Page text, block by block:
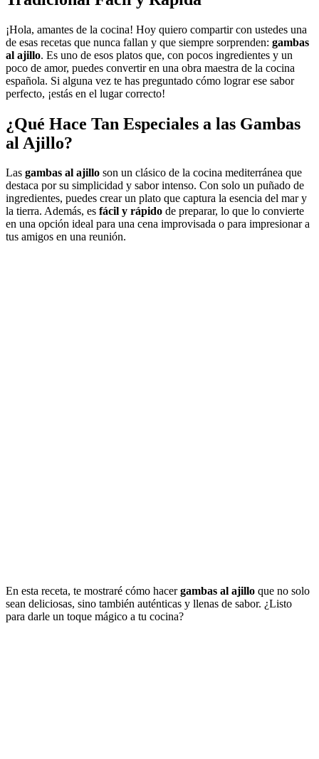
¡Hola, amantes de la cocina! Hoy quiero compartir con ustedes una
de esas recetas que nunca fallan y que siempre sorprenden: gambas
al ajillo. Es uno de esos platos que, con pocos ingredientes y un
poco de amor, puedes convertir en una obra maestra de la cocina
española. Si alguna vez te has preguntado cómo lograr ese sabor
perfecto, ¡estás en el lugar correcto!
¿Qué Hace Tan Especiales a las Gambas
al Ajillo?
Las gambas al ajillo son un clásico de la cocina mediterránea que
destaca por su simplicidad y sabor intenso. Con solo un puñado de
ingredientes, puedes crear un plato que captura la esencia del mar y
la tierra. Además, es fácil y rápido de preparar, lo que lo convierte
en una opción ideal para una cena improvisada o para impresionar a
tus amigos en una reunión.
En esta receta, te mostraré cómo hacergambas al ajillo que no solo
sean deliciosas, sino también auténticas y llenas de sabor. ¿Listo
para darle un toque mágico a tu cocina?